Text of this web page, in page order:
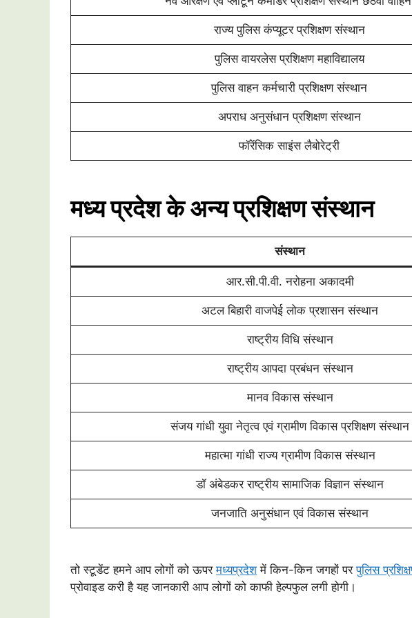
राज्य पुलिस कंप्यूटर प्रशिक्षण संस्थान
पुलिस वायरलेस प्रशिक्षण महाविद्यालय
पुलिस वाहन कर्मचारी प्रशिक्षण संस्थान
अपराध अनुसंधान प्रशिक्षण संस्थान
फॉरेंसिक साइंस लैबोरेट्री
मध्य प्रदेश के अन्य प्रशिक्षण संस्थान
संस्थान
आर.सी.पी.वी. नरोहना अकादमी
अटल बिहारी वाजपेई लोक प्रशासन संस्थान
राष्ट्रीय विधि संस्थान
राष्ट्रीय आपदा प्रबंधन संस्थान
मानव विकास संस्थान
संजय गांधी युवा नेतृत्व एवं ग्रामीण विकास प्रशिक्षण संस्थान
महात्मा गांधी राज्य ग्रामीण विकास संस्थान
डॉ अंबेडकर राष्ट्रीय सामाजिक विज्ञान संस्थान
जनजाति अनुसंधान एवं विकास संस्थान
तो स्टूडेंट हमने आप लोगों को ऊपरमध्यप्रदेशमें किन-किन जगहों परपुलिस
प्रोवाइड करी है यह जानकारी आप लोगों को काफी हेल्पफुल लगी होगी।